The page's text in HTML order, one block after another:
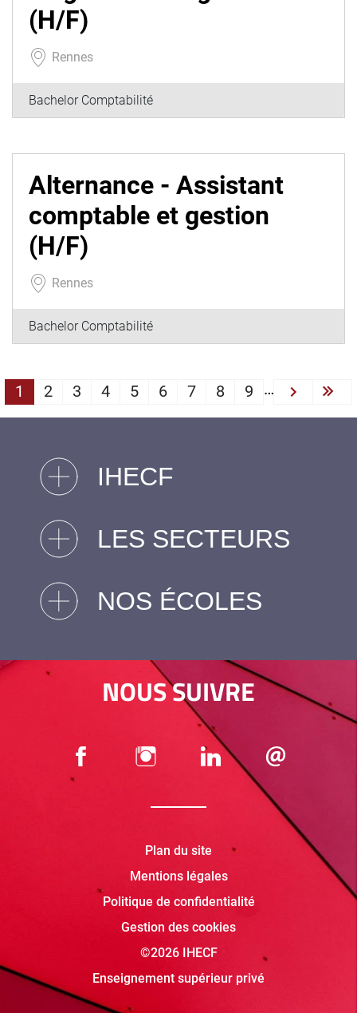
(H/F)
Rennes
Bachelor Comptabilité
Alternance - Assistant
comptable et gestion
(H/F)
Rennes
Bachelor Comptabilité
PAGINATION
1 2 3 4 5 6 7 8 9 …
Next ›
IHECF
LES SECTEURS
NOS ÉCOLES
NOUS SUIVRE
Plan du site
Mentions légales
Politique de confidentialité
Gestion des cookies
©2026 IHECF
Enseignement supérieur privé